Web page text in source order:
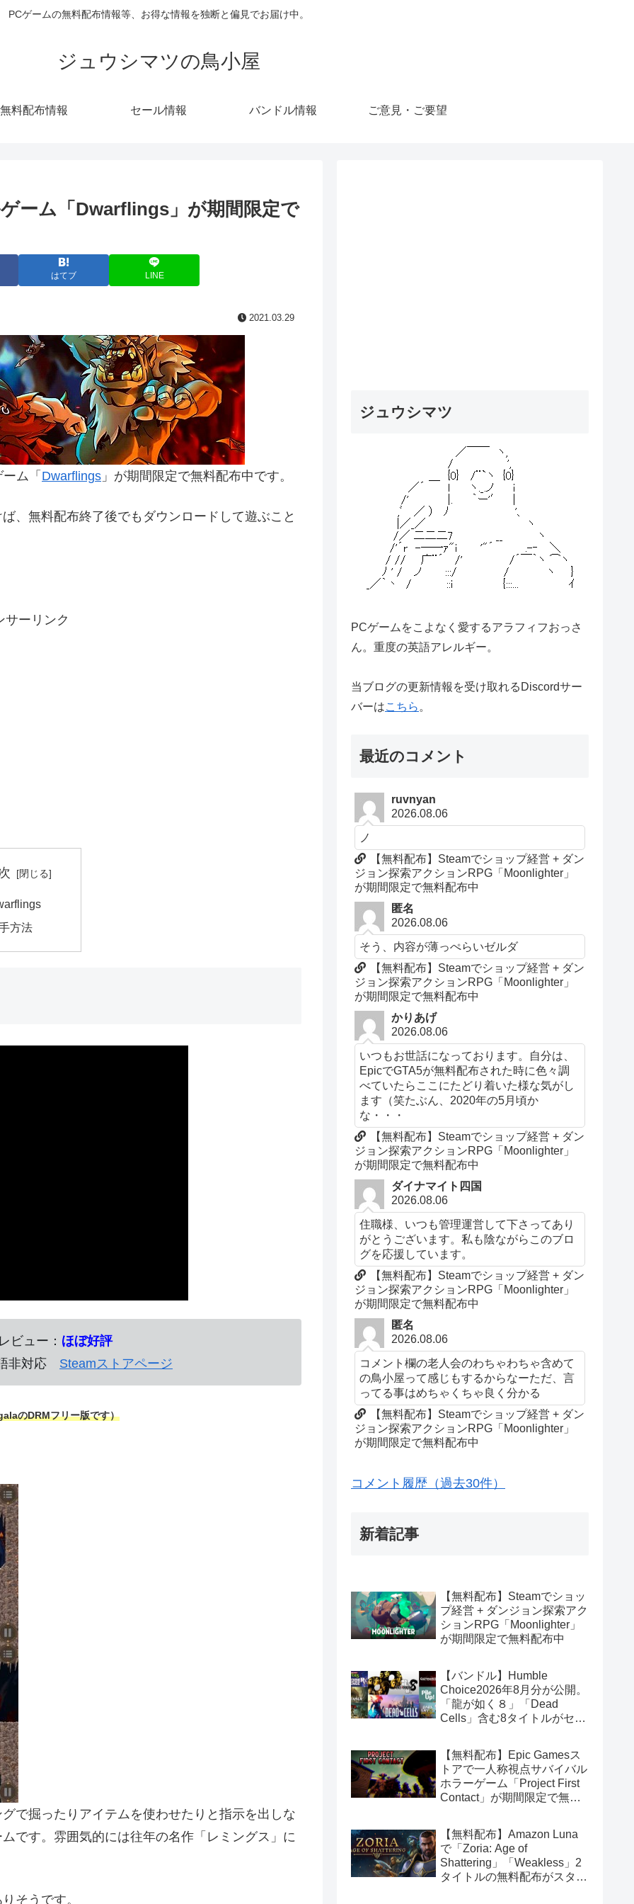
PCゲームの無料配布情報等、お得な情報を独断と偏見でお届け中。
ジュウシマツの鳥小屋
無料配布情報 セール情報 バンドル情報 ご意見・ご要望
ーム「Dwarflings」が期間限定で
はてブ LINE
2021.03.29
ム「 Dwarflings 」が期間限定で無料配布中です。
、無料配布終了後でもダウンロードして遊ぶこと
サーリンク
方法
ビュー： ほぼ好評
非対応 Steamストアページ
のDRMフリー版です）
で掘ったりアイテムを使わせたりと指示を出しな
です。雰囲気的には往年の名作「レミングス」に
そうです。
ジュウシマツ
PCゲームをこよなく愛するアラフィフおっさ
ん。重度の英語アレルギー。
当ブログの更新情報を受け取れるDiscordサー
バーはこちら 。
最近のコメント
ruvnyan
2026.08.06
ノ
【無料配布】Steamでショップ経営 + ダン
ジョン探索アクションRPG「Moonlighter」
が期間限定で無料配布中
匿名
2026.08.06
そう、内容が薄っぺらいゼルダ
【無料配布】Steamでショップ経営 + ダン
ジョン探索アクションRPG「Moonlighter」
が期間限定で無料配布中
かりあげ
2026.08.06
いつもお世話になっております。自分は、
EpicでGTA5が無料配布された時に色々調
べていたらここにたどり着いた様な気がし
ます（笑たぶん、2020年の5月頃か
な・・・
【無料配布】Steamでショップ経営 + ダン
ジョン探索アクションRPG「Moonlighter」
が期間限定で無料配布中
ダイナマイト四国
2026.08.06
住職様、いつも管理運営して下さってあり
がとうございます。私も陰ながらこのブロ
グを応援しています。
【無料配布】Steamでショップ経営 + ダン
ジョン探索アクションRPG「Moonlighter」
が期間限定で無料配布中
匿名
2026.08.06
コメント欄の老人会のわちゃわちゃ含めて
の鳥小屋って感じもするからなーただ、言
ってる事はめちゃくちゃ良く分かる
【無料配布】Steamでショップ経営 + ダン
ジョン探索アクションRPG「Moonlighter」
が期間限定で無料配布中
コメント履歴（過去30件）
新着記事
【無料配布】Steamでショッ
プ経営 + ダンジョン探索アク
ションRPG「Moonlighter」
が期間限定で無料配布中
【バンドル】Humble
Choice2026年8月分が公開。
「龍が如く８」「Dead
Cells」含む8タイトルがセッ
【無料配布】Epic Gamesス
トアで一人称視点サバイバル
ホラーゲーム「Project First
Contact」が期間限定で無料
【無料配布】Amazon Luna
で「Zoria: Age of
Shattering」「Weakless」2
タイトルの無料配布がスター